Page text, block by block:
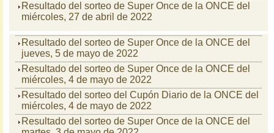
Resultado del sorteo de Super Once de la ONCE del
miércoles, 27 de abril de 2022
Resultado del sorteo de Super Once de la ONCE del
jueves, 5 de mayo de 2022
Resultado del sorteo de Super Once de la ONCE del
miércoles, 4 de mayo de 2022
Resultado del sorteo del Cupón Diario de la ONCE del
miércoles, 4 de mayo de 2022
Resultado del sorteo de Super Once de la ONCE del